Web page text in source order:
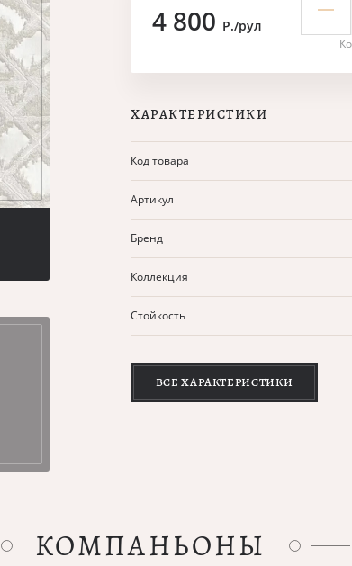
4 800 Р./рул
ХАРАКТЕРИСТИКИ
Код товара
Артикул
Бренд
Коллекция
Стойкость
ВСЕ ХАРАКТЕРИСТИКИ
КОМПАНЬОНЫ